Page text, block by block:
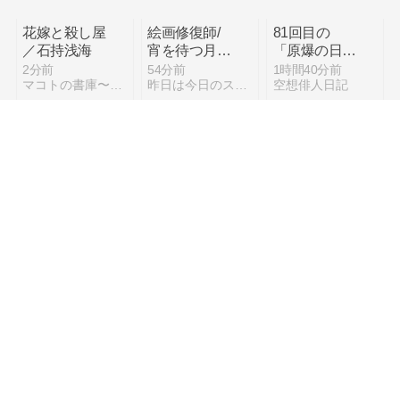
花嫁と殺し屋
／石持浅海
2分前
絵画修復師/
宵を待つ月の
物語
54分前
81回目の
「原爆の日」
広島・平和祈
念式典
1時間40分前
空想俳人日記